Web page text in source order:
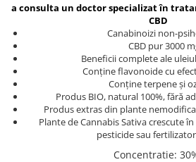
a consulta un doctor specializat în
CBD
Canabinoizi non-
CBD pur 3000
Beneficii complete ale
Conține flavonoide cu
Conține terpene și
Produs BIO, natural 100%, fără
Produs extras din plante
Plante de Cannabis Sativa crescute
pesticide sau
Concentratie: